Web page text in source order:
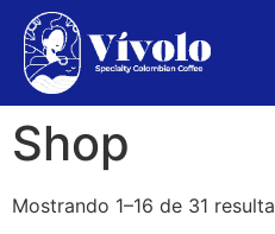
Shop
Mostrando 1–16 de 31